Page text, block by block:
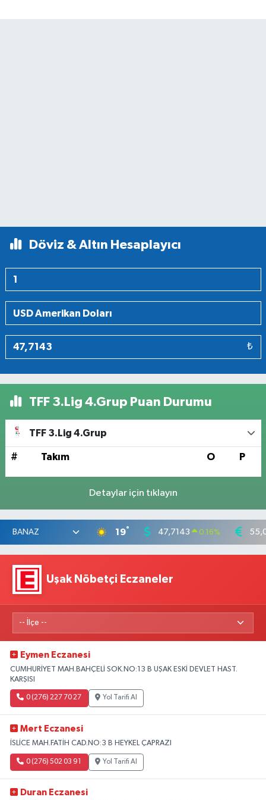
Döviz & Altın Hesaplayıcı
₺
TFF 3.Lig 4.Grup Puan Durumu
TFF 3.Lig 4.Grup
# Takım O P
Detaylar için tıklayın
19° 47,7143 0.16%
Uşak Nöbetçi Eczaneler
Eymen Eczanesi
CUMHURİYET MAH.BAHÇELİ SOK.NO:13 B UŞAK ESKİ DEVLET HAST.
KARŞISI
0 (276) 227 70 27 Yol Tarifi Al
Mert Eczanesi
İSLİCE MAH.FATİH CAD.NO:3 B HEYKEL ÇAPRAZI
0 (276) 502 03 91 Yol Tarifi Al
Duran Eczanesi